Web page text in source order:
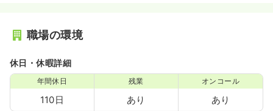
職場の環境
休日・休暇詳細
年間休日
110日
残業
あり
オンコール
あり